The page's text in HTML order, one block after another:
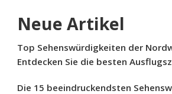
Neue Artikel
Top Sehenswürdigkeiten der
Entdecken Sie die besten
Die 15 beeindruckendsten